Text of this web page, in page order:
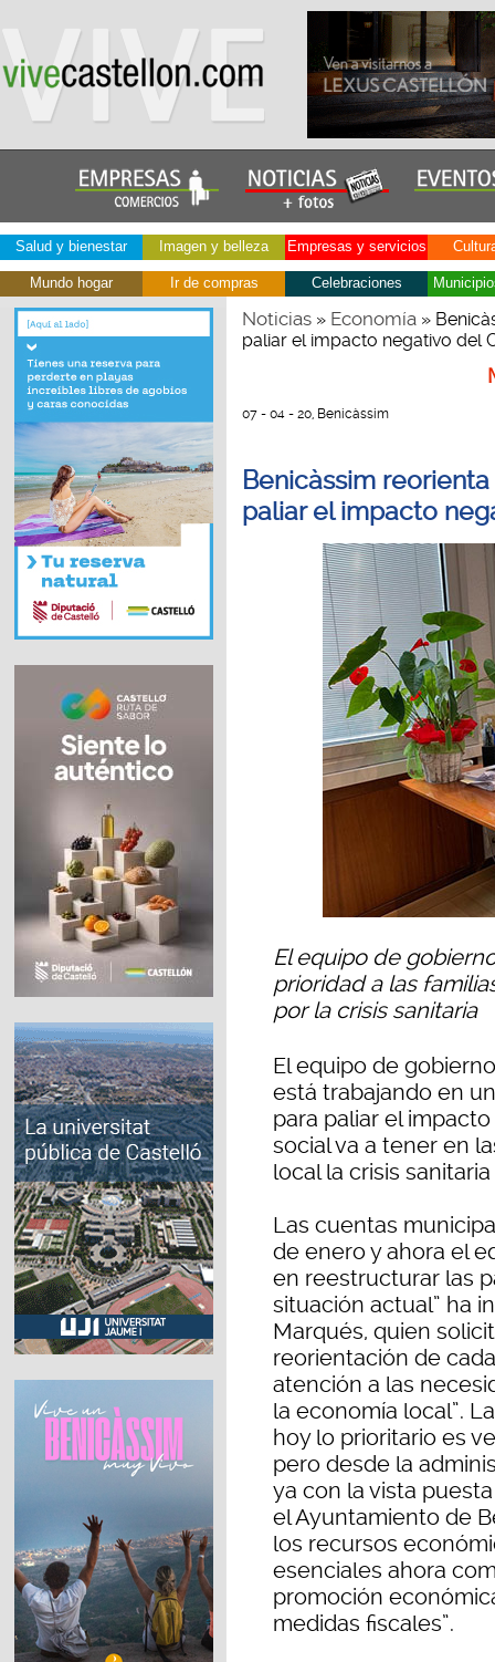
Salud y bienestar Imagen y belleza Empresas y servicios
Mundo hogar Ir de compras Celebraciones
Noticias» Economía»
paliar el impacto negativo del
07 - 04 - 20, Benicàssim
Benicàssim
paliar el impacto
El equipo de
prioridad a las
por la crisis sanitaria
El equipo de
está trabajando en
para paliar el
social va a tener en
local la crisis
Las cuentas
de enero y ahora el
en reestructurar las
situación actual” ha
Marqués, quien
reorientación de
atención a las
la economía local”.
hoy lo prioritario es
pero desde la
ya con la vista
el Ayuntamiento de
los recursos
esenciales ahora
promoción
medidas fiscales”.